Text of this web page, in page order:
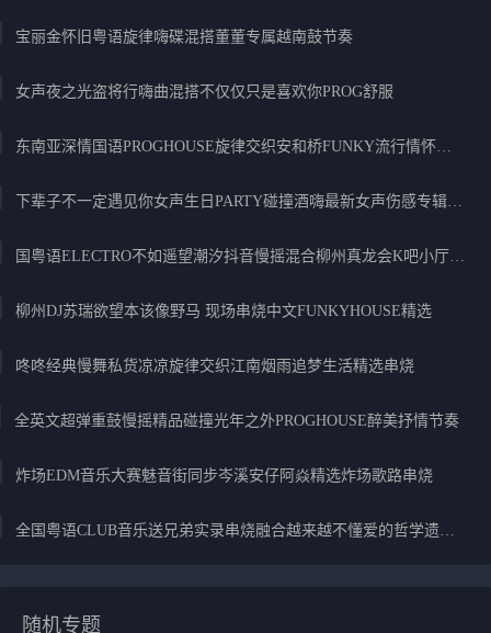
宝丽金怀旧粤语旋律嗨碟混搭董董专属越南鼓节奏
女声夜之光盗将行嗨曲混搭不仅仅只是喜欢你PROG舒服
东南亚深情国语PROGHOUSE旋律交织安和桥FUNKY流行情怀串烧
下辈子不一定遇见你女声生日PARTY碰撞酒嗨最新女声伤感专辑实录
国粤语ELECTRO不如遥望潮汐抖音慢摇混合柳州真龙会K吧小厅小康混音
柳州DJ苏瑞欲望本该像野马 现场串烧中文FUNKYHOUSE精选
咚咚经典慢舞私货凉凉旋律交织江南烟雨追梦生活精选串烧
全英文超弹重鼓慢摇精品碰撞光年之外PROGHOUSE醉美抒情节奏
炸场EDM音乐大赛魅音街同步岑溪安仔阿焱精选炸场歌路串烧
全国粤语CLUB音乐送兄弟实录串烧融合越来越不懂爱的哲学遗憾专辑
随机专题